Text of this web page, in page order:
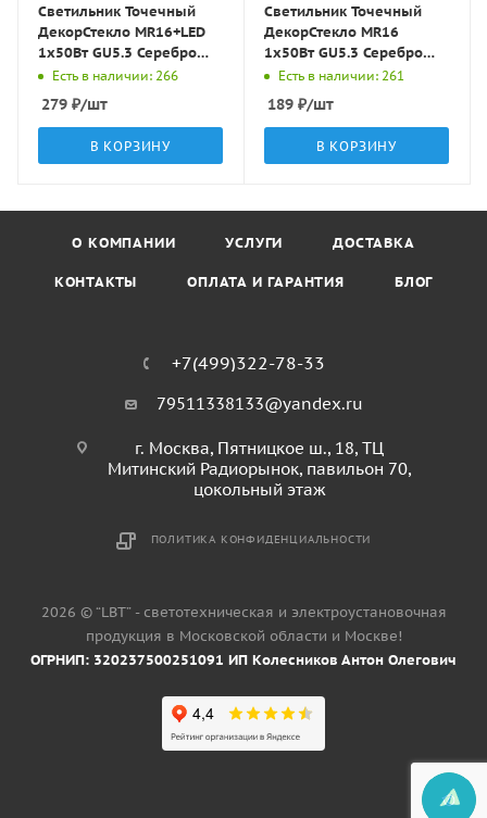
Светильник Точечный
ДекорСтекло MR16+LED
1х50Вт GU5.3 Серебро
D95х25мм IP20 D0301L
Есть в наличии: 266
279 ₽/шт
В КОРЗИНУ
Светильник Точечный
ДекорСтекло MR16
1х50Вт GU5.3 Серебро
D90х10мм IP20 D0301
Есть в наличии: 261
189 ₽/шт
В КОРЗИНУ
О КОМПАНИИ УСЛУГИ ДОСТАВКА
КОНТАКТЫ ОПЛАТА И ГАРАНТИЯ БЛОГ
+7(499)322-78-33
79511338133@yandex.ru
г. Москва, Пятницкое ш., 18, ТЦ
Митинский Радиорынок, павильон 70,
цокольный этаж
ПОЛИТИКА КОНФИДЕНЦИАЛЬНОСТИ
2026 © “LBT” - светотехническая и электроустановочная
продукция в Московской области и Москве!
ОГРНИП: 320237500251091 ИП Колесников Антон Олегович